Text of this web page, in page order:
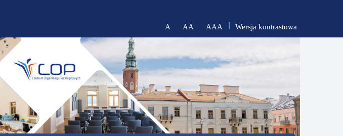
A
zmniejsz
AA
zresetuj
AAA
zwiększ
Wersja kontrastowa